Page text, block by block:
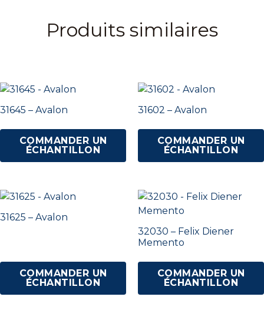
Produits similaires
31645 – Avalon
COMMANDER UN
ÉCHANTILLON
31602 – Avalon
COMMANDER UN
ÉCHANTILLON
31625 – Avalon
COMMANDER UN
ÉCHANTILLON
32030 – Felix Diener
Memento
COMMANDER UN
ÉCHANTILLON